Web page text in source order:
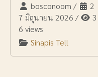
bosconoom /
2
7 มิถุนายน 2026 /
3
6 views
Sinapis Tell